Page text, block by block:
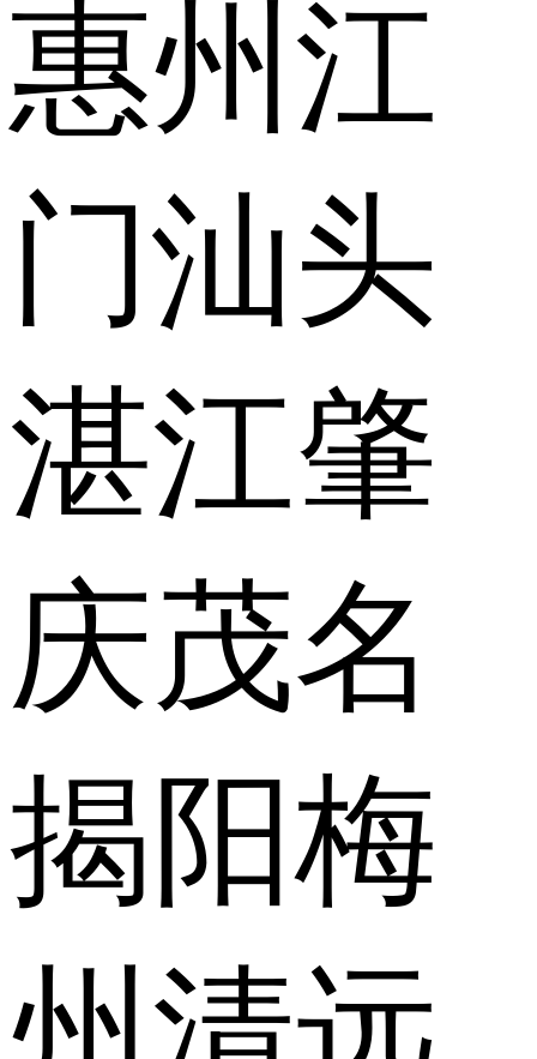
惠州 江
门汕头
湛江肇
庆茂名
揭阳梅